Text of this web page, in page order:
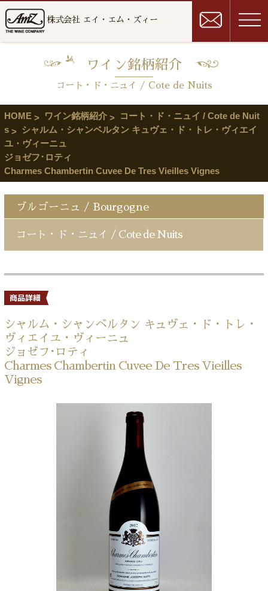
株式会社 エイ・エム・ズィー
ワイン銘柄紹介
コート・ド・ニュイ / Cote de Nuits
HOME ワイン銘柄紹介
コート・ド・ニュイ / Cote de Nuit
s
シャルム・シャンベルタン キュヴェ・ド・トレ・ヴィエイ
ユ・ヴィーニュ
ジョゼフ･ロティ
Charmes Chambertin Cuvee De Tres Vieilles Vignes
ブルゴーニュ / Bourgogne
コート・ド・ニュイ / Cote de Nuits
シャルム・シャンベルタン キュヴェ・ド・トレ・
ヴィエイユ・ヴィーニュ
ジョゼフ･ロティ
Charmes Chambertin Cuvee De Tres Vieilles
Vignes